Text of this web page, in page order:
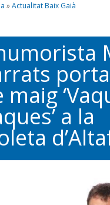
»Actualitat Baix Gaià
maig
a la